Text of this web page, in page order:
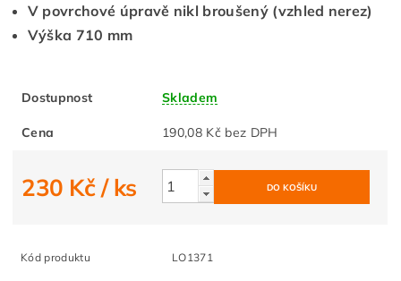
V povrchové úpravě nikl broušený (vzhled nerez)
Výška 710 mm
Dostupnost Skladem
Cena 190,08 Kč bez DPH
230 Kč/ ks
Kód produktu LO1371